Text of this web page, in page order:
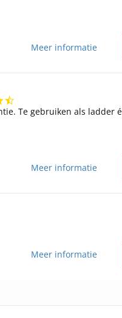
Meer informatie
star
Te gebruiken als ladder
Meer informatie
Meer informatie